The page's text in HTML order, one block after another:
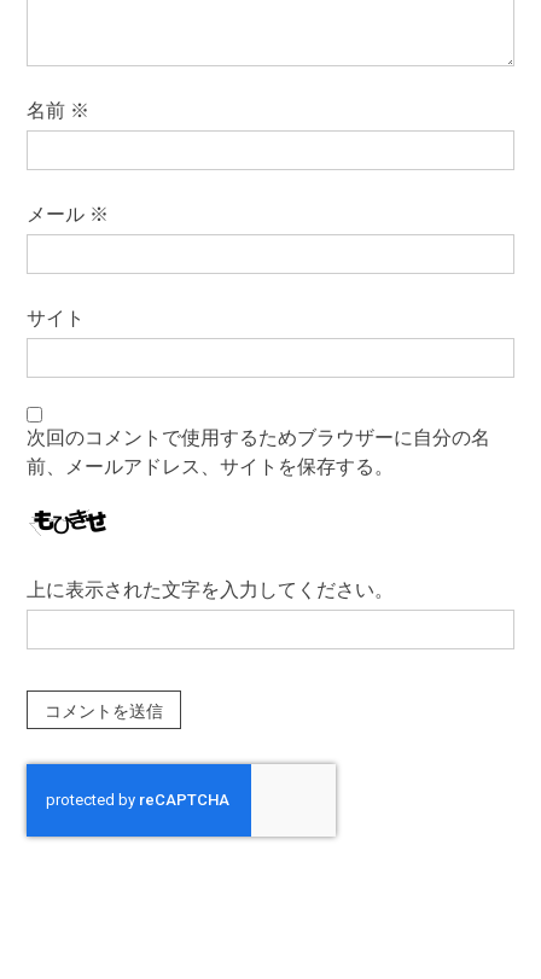
名前 ※
メール ※
サイト
次回のコメントで使用するためブラウザーに自分の名
前、メールアドレス、サイトを保存する。
上に表示された文字を入力してください。